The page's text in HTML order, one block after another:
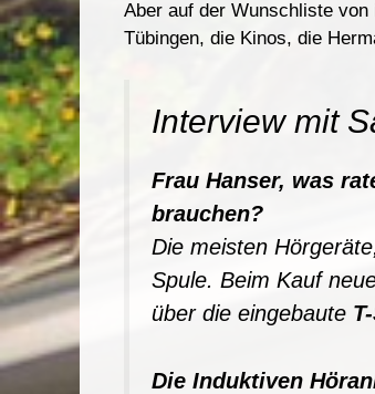
Aber auf der Wunschliste
Tübingen, die Kinos, die
Interview mit
Frau Hanser, was rat
brauchen?
Die meisten Hörgeräte
Spule. Beim Kauf
über die eingebaute
Die Induktiven Höran